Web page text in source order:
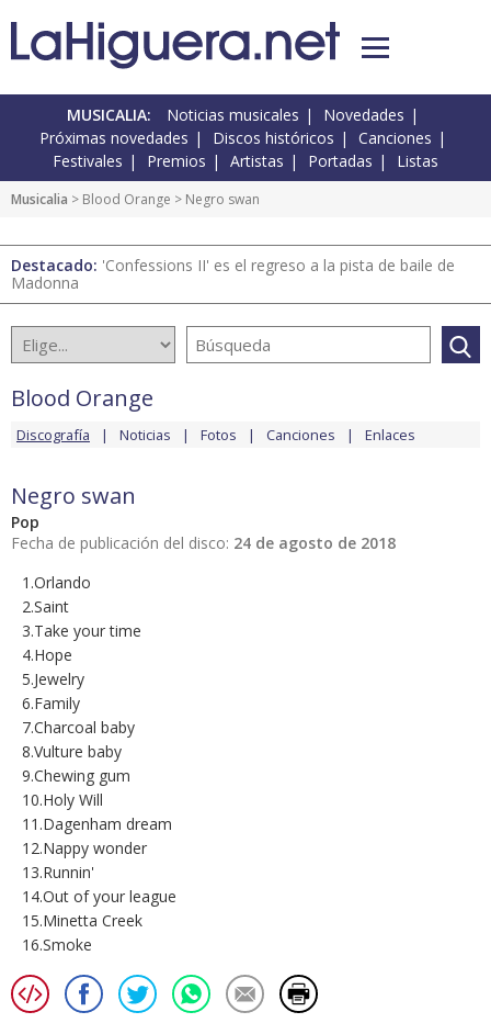
MUSICALIA: Noticias musicales
Novedades
Próximas novedades
Discos históricos
Canciones
Festivales
Premios Artistas Portadas Listas
Musicalia > Blood Orange > Negro swan
Destacado: 'Confessions II' es el regreso a la pista de baile de
Madonna
Blood Orange
Discografía Noticias Fotos Canciones Enlaces
Negro swan
Pop
Fecha de publicación del disco: 24 de agosto de 2018
1.Orlando
2.Saint
3.Take your time
4.Hope
5.Jewelry
6.Family
7.Charcoal baby
8.Vulture baby
9.Chewing gum
10.Holy Will
11.Dagenham dream
12.Nappy wonder
13.Runnin'
14.Out of your league
15.Minetta Creek
16.Smoke